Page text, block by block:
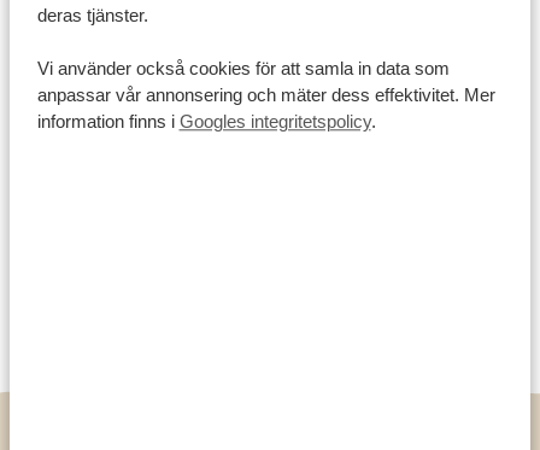
deras tjänster.
Vi använder också cookies för att samla in data som
anpassar vår annonsering och mäter dess effektivitet. Mer
information finns i Googles integritetspolicy.
Kapstaden är en stad med hisnande kontraster, och
naturskön bilresa. Ta vägen längs ikoniska Chapman's
Peak Drive, där varje krök avslöjar fantastiska